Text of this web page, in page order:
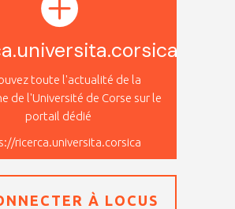
toute l'actualité de la
de l'Université de Corse sur le
portail dédié
ricerca.universita.corsica
À LOCUS